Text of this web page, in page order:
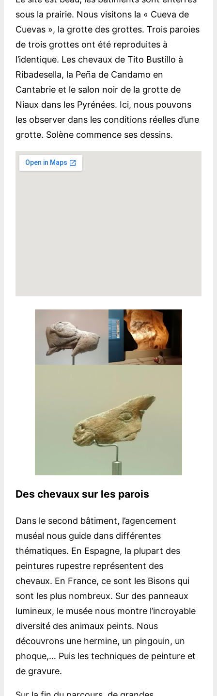
sous la prairie. Nous visitons la « Cueva de
Cuevas », la grotte des grottes. Trois paroies
de trois grottes ont été reproduites à
l’identique. Les chevaux de Tito Bustillo à
Ribadesella, la Peña de Candamo en
Cantabrie et le salon noir de la grotte de
Niaux dans les Pyrénées. Ici, nous pouvons
les observer dans les conditions réelles d’une
grotte. Solène commence ses dessins.
Des chevaux sur les parois
Dans le second bâtiment, l’agencement
muséal nous guide dans différentes
thématiques. En Espagne, la plupart des
peintures rupestre représentent des
chevaux. En France, ce sont les Bisons qui
sont les plus nombreux. Sur des panneaux
lumineux, le musée nous montre l’incroyable
diversité des animaux peints. Nous
découvrons une hermine, un pingouin, un
phoque,… Puis les techniques de peinture et
de gravure.